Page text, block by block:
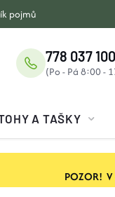
POZOR! V
pojmů
778 037
A TAŠKY